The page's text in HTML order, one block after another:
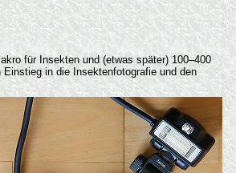
für Insekten und (etwas später) 100–400
in die Insektenfotografie und den